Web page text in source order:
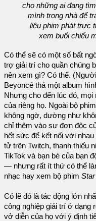
cho những ai đang
mình trong nhà để
liệu phim phát trực
xem buổi chiếu
Có thể sẽ có một số bất
trợ giải trí cho quần chúng
nên xem gì? Có thể.
Beyoncé thả một album
Nhưng cho đến lúc đó,
của riêng họ. Ngoài bộ phim
không ngờ, dường như
chỉ thêm vào sự đơn độc
hết sức để kết nối với
tử trên Twitch, thanh thiếu
TikTok và bạn bè của bạn
— nhưng rất ít thứ có thể
nhạc hay xem bộ phim
Có lẽ đó là tác động lớn
công nghiệp giải trí ở dạng
vở diễn của họ với ý định